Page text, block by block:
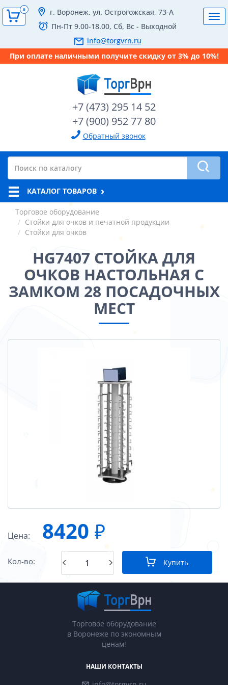
г. Воронеж, ул. Острогожская, 73-А
Пн-Пт 9.00-18.00, Сб, Вс - Выходной
info@torgvrn.ru
При оплате наличными получите скидку от 3% до 10%!
+7 (473) 295 14 52
+7 (900) 952 77 80
Обратный звонок
0
КАТАЛОГ ТОВАРОВ
Торговое оборудование
Стойки для очков и печатной продукции
Стойки для очков
HG7407 СТОЙКА ДЛЯ
ОЧКОВ НАСТОЛЬНАЯ С
ЗАМКОМ 28 ПОСАДОЧНЫХ
МЕСТ
Цена: 8420 ₽
Кол-во: Купить
Торговое оборудование
в Воронеже по экономным
ценам!
НАШИ КОНТАКТЫ